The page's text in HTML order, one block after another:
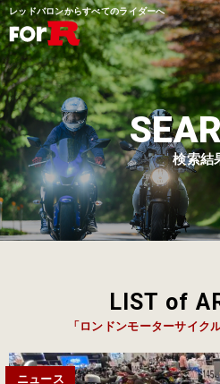
レッドバロンからすべてのライダーへ
検索結
LIST of
「ロンドンモーターサイク
ニュース